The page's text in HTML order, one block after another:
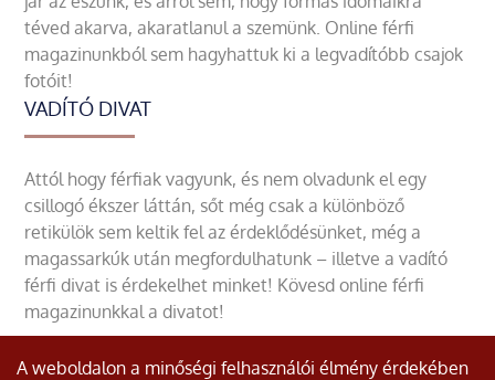
téved akarva, akaratlanul a szemünk. Online férfi
magazinunkból sem hagyhattuk ki a legvadítóbb csajok
fotóit!
VADÍTÓ DIVAT
Attól hogy férfiak vagyunk, és nem olvadunk el egy
csillogó ékszer láttán, sőt még csak a különböző
retikülök sem keltik fel az érdeklődésünket, még a
magassarkúk után megfordulhatunk – illetve a vadító
férfi divat is érdekelhet minket! Kövesd online férfi
magazinunkkal a divatot!
A weboldalon a minőségi felhasználói élmény érdekében